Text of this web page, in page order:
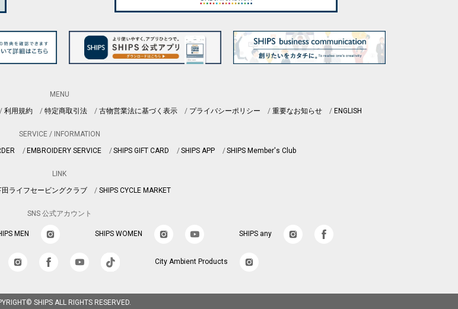
MENU
利用規約 特定商取引法 古物営業法に基づく表示 プライバシーポリシー 重要なお知らせ ENGLISH
SERVICE / INFORMATION
EMBROIDERY SERVICE SHIPS GIFT CARD SHIPS APP SHIPS Member's Club
LINK
田ライフセービングクラブ SHIPS CYCLE MARKET
SNS 公式アカウント
MEN SHIPS WOMEN SHIPS any
City Ambient Products
SHIPS ALL RIGHTS RESERVED.